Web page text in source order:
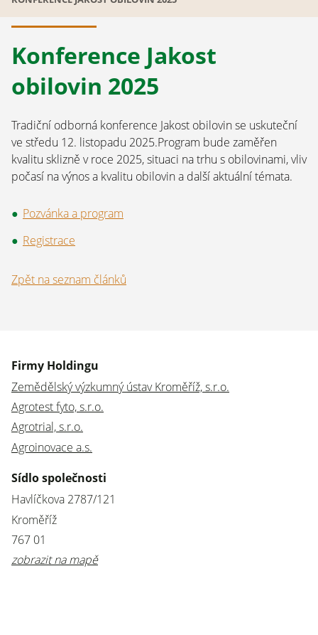
Konference Jakost
obilovin 2025
Tradiční odborná konference Jakost obilovin se uskuteční
ve středu 12. listopadu 2025.Program bude zaměřen
kvalitu sklizně v roce 2025, situaci na trhu s obilovinami, vliv
počasí na výnos a kvalitu obilovin a další aktuální témata.
Pozvánka a program
Registrace
Zpět na seznam článků
Firmy Holdingu
Zemědělský výzkumný ústav Kroměříž, s.r.o.
Agrotest fyto, s.r.o.
Agrotrial, s.r.o.
Agroinovace a.s.
Sídlo společnosti
Havlíčkova 2787/121
Kroměříž
767 01
zobrazit na mapě